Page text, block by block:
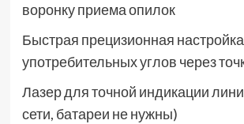
воронку приема опилок
Быстрая прецизионная
употребительных углов через
Лазер для точной индикации
сети, батареи не нужны)